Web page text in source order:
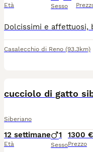
Età Sesso
Casalecchio di Reno (93.3km)
cucciolo di gatto
Siberiano
12 settimane
Età
1
Sesso
1300 €
Prezzo